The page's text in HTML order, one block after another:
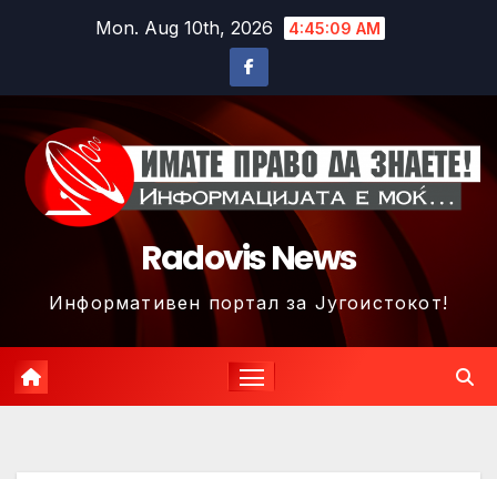
Mon. Aug 10th, 2026 4:45:11 AM
Radovis News
Информативен портал за Југоистокот!